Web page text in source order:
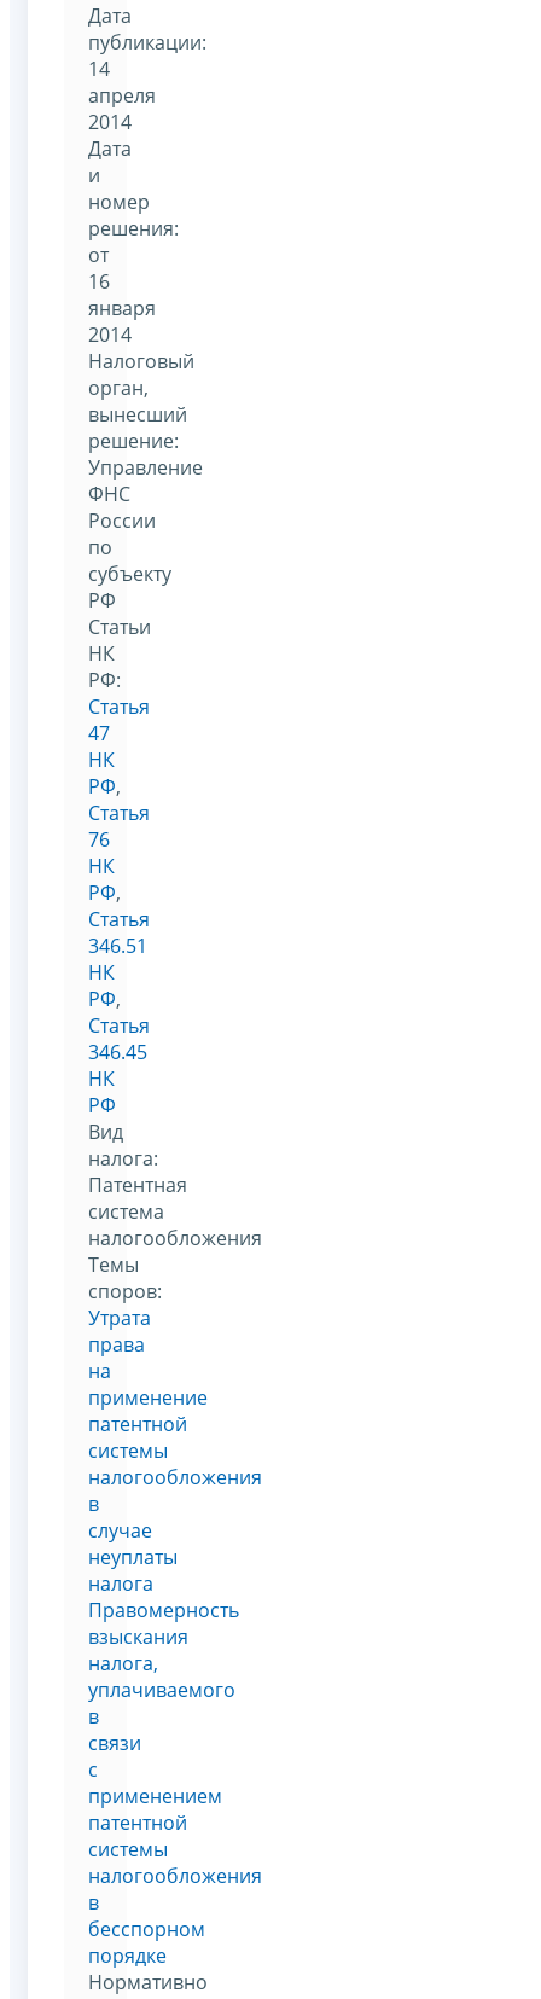
Дата
публикации:
14
апреля
2014
Дата
и
номер
решения:
от
16
января
2014
Налоговый
орган,
вынесший
решение:
Управление
ФНС
России
по
субъекту
РФ
Статьи
НК
РФ:
Статья
47
НК
РФ,
Статья
76
НК
РФ,
Статья
346.51
НК
РФ,
Статья
346.45
НК
РФ
Вид
налога:
Патентная
система
налогообложения
Темы
споров:
Утрата
права
на
применение
патентной
системы
налогообложения
в
случае
неуплаты
налога
Правомерность
взыскания
налога,
уплачиваемого
в
связи
с
применением
патентной
системы
налогообложения
в
бесспорном
порядке
Нормативно